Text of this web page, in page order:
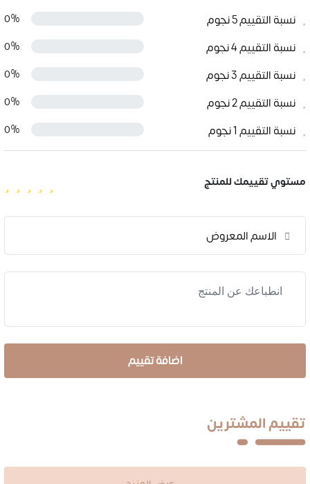
نسبة التقييم 5 نجوم 0%
نسبة التقييم 4 نجوم 0%
نسبة التقييم 3 نجوم 0%
نسبة التقييم 2 نجوم 0%
نسبة التقييم 1 نجوم 0%
مستوي تقييمك للمنتج
تقييم المشترين